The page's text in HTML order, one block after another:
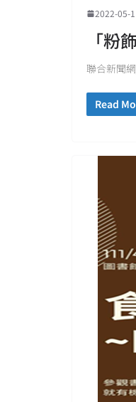
2022-05-
「粉
聯合新聞
Read